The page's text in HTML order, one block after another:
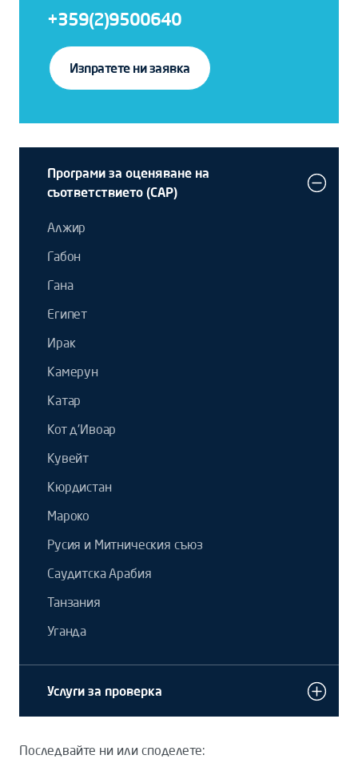
+359(2)9500640
Изпратете ни заявка
Програми за оценяване на
съответствието (CAP)
Алжир
Габон
Гана
Египет
Ирак
Камерун
Катар
Кот д'Ивоар
Кувейт
Кюрдистан
Мароко
Русия и Митническия съюз
Саудитска Арабия
Танзания
Уганда
Услуги за проверка
Последвайте ни или споделете: